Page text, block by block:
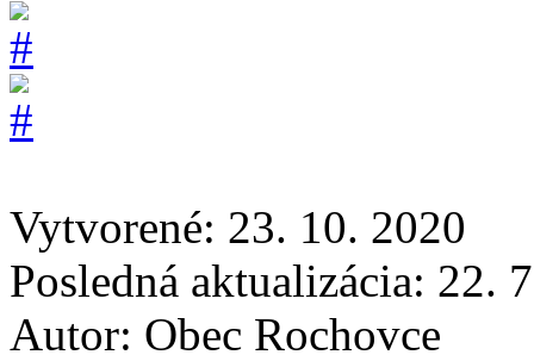
Vytvorené: 23. 10. 2020
Posledná aktualizácia: 22.
Autor: Obec Rochovce